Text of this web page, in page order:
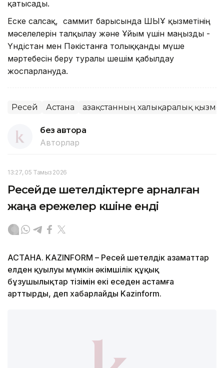
қатысады.
Еске салсақ, саммит барысында ШЫҰ қызметінің
мәселелерін талқылау және Ұйым үшін маңызды -
Үндістан мен Пәкістанға толыққанды мүше
мәртебесін беру туралы шешім қабылдау
жоспарлануда.
Ресей Астана Қазақстанның халықаралық
без автора
Авторлар
13:27, 05 Тамыз 2026
Ресейде шетелдіктерге арналған
жаңа ережелер күшіне енді
АСТАНА. KAZINFORM – Ресей шетелдік азаматтар
елден қуылуы мүмкін әкімшілік құқық
бұзушылықтар тізімін екі еседен астамға
арттырды, деп хабарлайды Kazinform.